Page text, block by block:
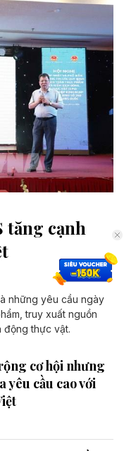
tăng cạnh
những yêu cầu ngày
truy xuất nguồn
động thực vật.
cơ hội nhưng
yêu cầu cao với